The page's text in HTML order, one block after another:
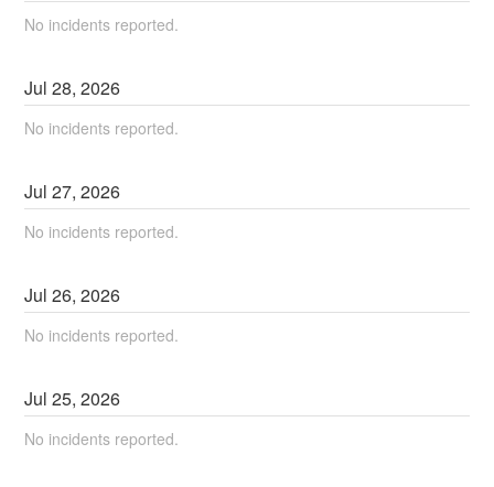
No incidents reported.
Jul28,2026
No incidents reported.
Jul27,2026
No incidents reported.
Jul26,2026
No incidents reported.
Jul25,2026
No incidents reported.